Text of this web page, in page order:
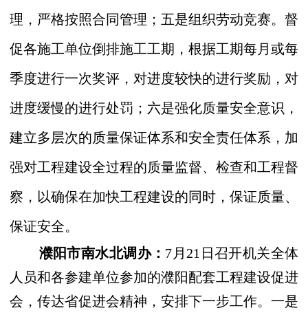
理，严格按照合同管理；五是组织劳动竞赛。督
促各施工单位倒排施工工期，根据工期每月或每
季度进行一次奖评，对进度较快的进行奖励，对
进度缓慢的进行处罚；六是强化质量安全意识，
建立多层次的质量保证体系和安全责任体系，加
强对工程建设全过程的质量监督、检查和工程督
察，以确保在加快工程建设的同时，保证质量、
保证安全。
濮阳市南水北调办： 7 月 21 日召开机关全体
人员和各参建单位参加的濮阳配套工程建设促进
会，传达省促进会精神，安排下一步工作。一是